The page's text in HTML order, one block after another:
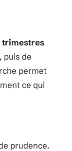
trimestres
puis de
permet
ce qui
prudence.